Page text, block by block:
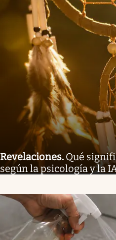
Revelaciones. Qué
según la psicología y la